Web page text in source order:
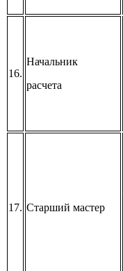
16.
Начальник
расчета
17. Старший мастер